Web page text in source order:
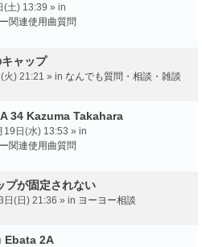
(土) 13:39 » in
関連使用曲質問
ャップ
火) 21:21 » in なんでも質問・相談・雑談
34 Kazuma Takahara
19日(水) 13:53 » in
関連使用曲質問
プが固定されない
(日) 21:36 » in ヨーヨー相談
Ebata 2A